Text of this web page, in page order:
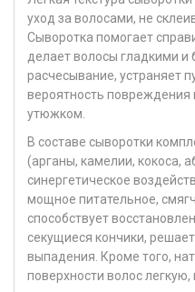
уход за волосами, не
Сыворотка помогает
делает волосы гладкими и
расчесывание, устраняет
вероятность
утюжком.
В составе сыворотки
(арганы, камелии, кокоса,
синергетическое
мощное питательное,
способствует
секущиеся кончики,
выпадения. Кроме того,
поверхности волос